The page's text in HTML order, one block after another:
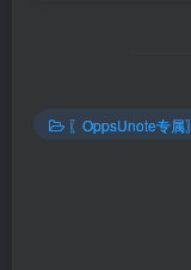
〖OppsUnote专属〗